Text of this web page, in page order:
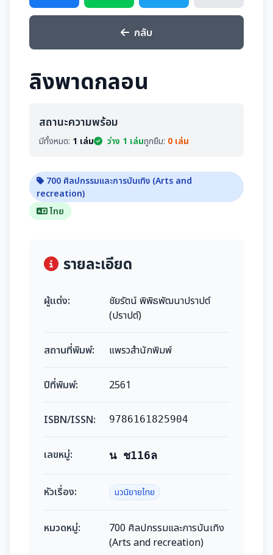
กลับ
ลิงพาดกลอน
สถานะความพร้อม
มีทั้งหมด: 1 เล่ม ว่าง 1 เล่มถูกยืม: 0 เล่ม
700 ศิลปกรรมและการบันเทิง (Arts and
recreation)
ไทย
รายละเอียด
ผู้แต่ง:
ชัยรัตน์ พิพิธพัฒนาปราปต์
(ปราปต์)
สถานที่พิมพ์: แพรวสำนักพิมพ์
ปีที่พิมพ์: 2561
ISBN/ISSN: 9786161825904
เลขหมู่: น ช116ล
หัวเรื่อง: นวนิยายไทย
หมวดหมู่:
700 ศิลปกรรมและการบันเทิง
(Arts and recreation)